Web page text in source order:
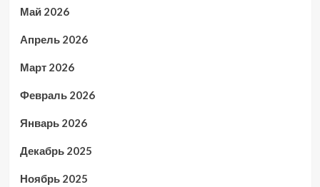
Май 2026
Апрель 2026
Март 2026
Февраль 2026
Январь 2026
Декабрь 2025
Ноябрь 2025